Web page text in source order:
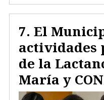
El
actividades
de la
María y